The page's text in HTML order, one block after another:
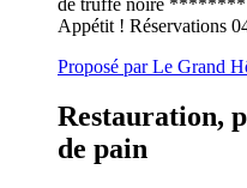
Appétit ! Réservations
Proposé par Le Grand
Restauration,
de pain